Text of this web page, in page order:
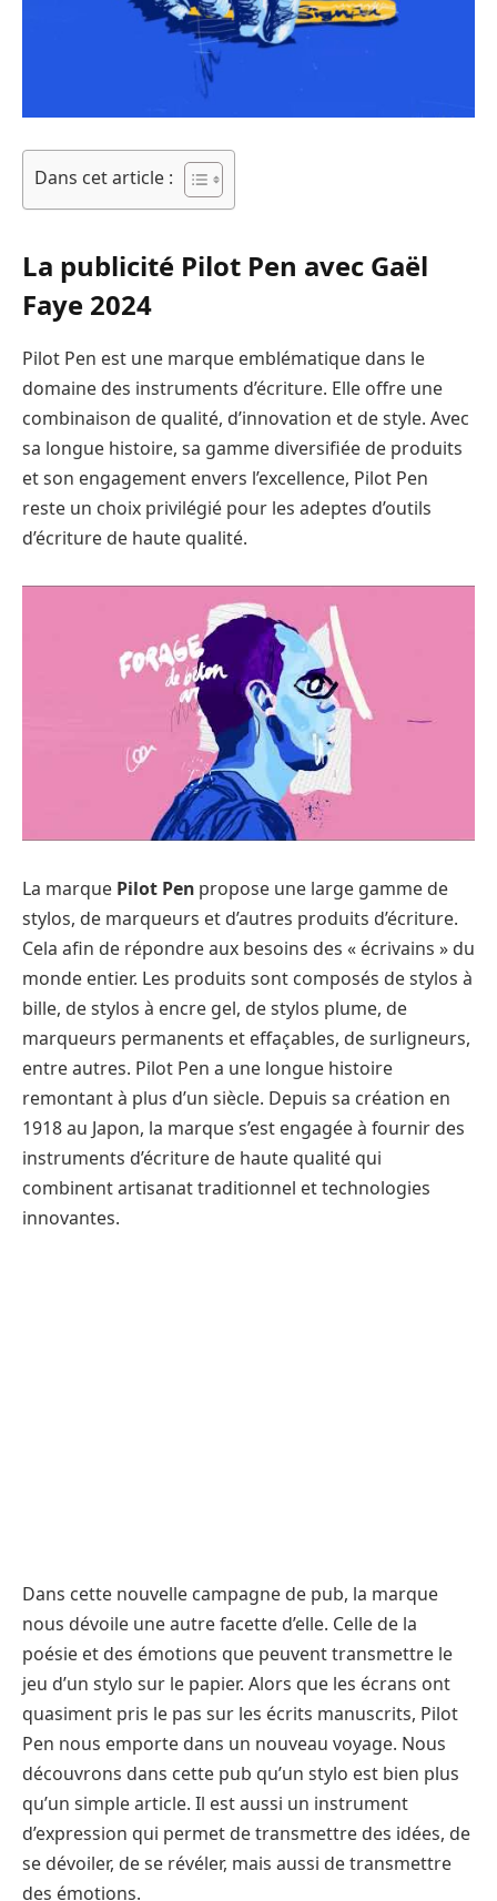
Dans cet article :
La publicité Pilot Pen avec Gaël
Faye 2024
Pilot Pen est une marque emblématique dans le
domaine des instruments d’écriture. Elle offre une
combinaison de qualité, d’innovation et de style. Avec
sa longue histoire, sa gamme diversifiée de produits
et son engagement envers l’excellence, Pilot Pen
reste un choix privilégié pour les adeptes d’outils
d’écriture de haute qualité.
La marque Pilot Pen propose une large gamme de
stylos, de marqueurs et d’autres produits d’écriture.
Cela afin de répondre aux besoins des « écrivains » du
monde entier. Les produits sont composés de stylos à
bille, de stylos à encre gel, de stylos plume, de
marqueurs permanents et effaçables, de surligneurs,
entre autres. Pilot Pen a une longue histoire
remontant à plus d’un siècle. Depuis sa création en
1918 au Japon, la marque s’est engagée à fournir des
instruments d’écriture de haute qualité qui
combinent artisanat traditionnel et technologies
innovantes.
Dans cette nouvelle campagne de pub, la marque
nous dévoile une autre facette d’elle. Celle de la
poésie et des émotions que peuvent transmettre le
jeu d’un stylo sur le papier. Alors que les écrans ont
quasiment pris le pas sur les écrits manuscrits, Pilot
Pen nous emporte dans un nouveau voyage. Nous
découvrons dans cette pub qu’un stylo est bien plus
qu’un simple article. Il est aussi un instrument
d’expression qui permet de transmettre des idées, de
se dévoiler, de se révéler, mais aussi de transmettre
des émotions.